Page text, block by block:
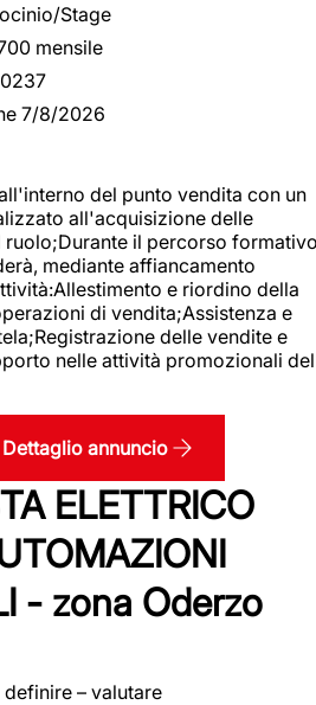
Stage
mensile
7/8/2026
del punto vendita con un
all'acquisizione delle
il percorso
mediante affiancamento
e riordino della
di vendita;Assistenza e
delle vendite e
nelle attività promozionali del
Dettaglio annuncio
ELETTRICO
- zona Oderzo
definire – valutare